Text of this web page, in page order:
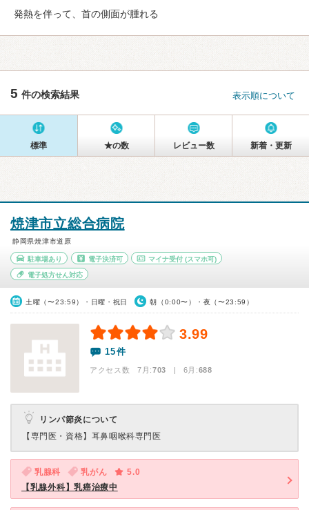
発熱を伴って、首の側面が腫れる
5 件の検索結果 表示順について
標準 ★の数 レビュー数 新着・更新
焼津市立総合病院
静岡県焼津市道原
駐車場あり 電子決済可 マイナ受付 (スマホ可)
電子処方せん対応
土曜（〜23:59）・日曜・祝日 朝（0:00〜）・夜（〜23:59）
3.99
15件
アクセス数 7月:703 | 6月:688
リンパ節炎について
【専門医・資格】 耳鼻咽喉科専門医
乳腺科 乳がん
5.0
【乳腺外科】乳癌治療中